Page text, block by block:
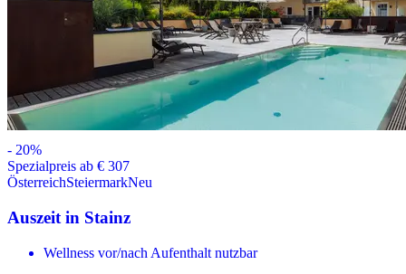
- 20%
Spezialpreis ab € 307
ÖsterreichSteiermarkNeu
Auszeit in Stainz
Wellness vor/nach Aufenthalt nutzbar